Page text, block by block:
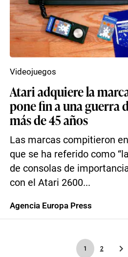
Atari adquiere la
pone fin a una guerra
más de 45 años
Las marcas compitieron
que se ha referido como
de consolas de
con el Atari 2600...
Videojuegos
Agencia Europa Press
1 2